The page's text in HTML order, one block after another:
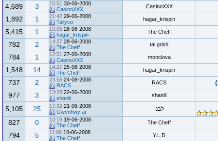
CasinoXXX
30-06-2008
15:51
CasinoXXX
3
4,689
hagar_krispin
29-06-2008
21:42
Tallyco
1
1,892
The Cheff
28-06-2008
19:05
hagar_krispin
1
5,415
tal.grish
28-06-2008
14:27
The Cheff
2
782
monclova
27-06-2008
12:51
CasinoXXX
1
784
hagar_krispin
25-06-2008
14:27
The Cheff
14
1,548
RACS
24-06-2008
23:56
RACS
2
737
shaniii
22-06-2008
13:28
shaniii
3
977
לבני 21-06-2008
17:32
Gwenhwyfar
25
5,105
The Cheff
19-06-2008
10:19
The Cheff
0
827
Y.L.D
18-06-2008
11:08
The Cheff
5
794